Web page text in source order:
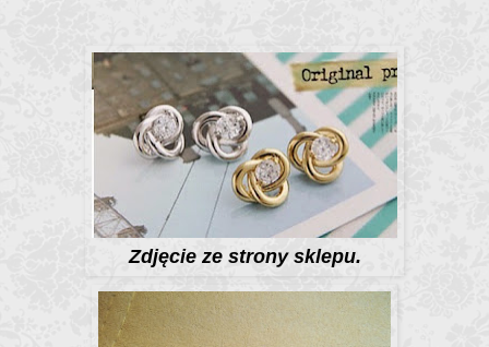
Zdjęcie ze strony sklepu.